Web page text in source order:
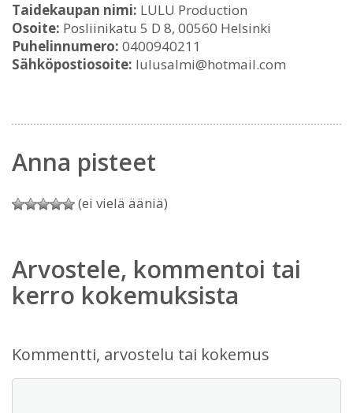
Taidekaupan nimi: LULU Production
Osoite: Posliinikatu 5 D 8, 00560 Helsinki
Puhelinnumero: 0400940211
Sähköpostiosoite: lulusalmi@hotmail.com
Anna pisteet
(ei vielä ääniä)
Arvostele, kommentoi tai
kerro kokemuksista
Kommentti, arvostelu tai kokemus